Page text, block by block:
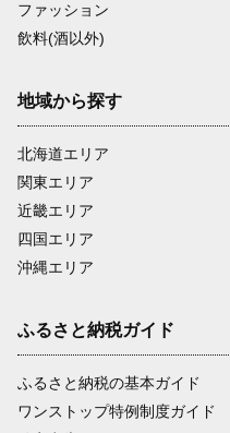
ファッション
飲料(酒以外)
地域から探す
北海道エリア
関東エリア
近畿エリア
四国エリア
沖縄エリア
ふるさと納税ガイド
ふるさと納税の基本ガイド
ワンストップ特例制度ガイド